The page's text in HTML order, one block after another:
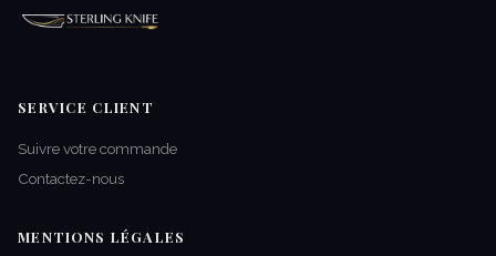
SERVICE CLIENT
Suivre votre commande
Contactez-nous
MENTIONS LÉGALES